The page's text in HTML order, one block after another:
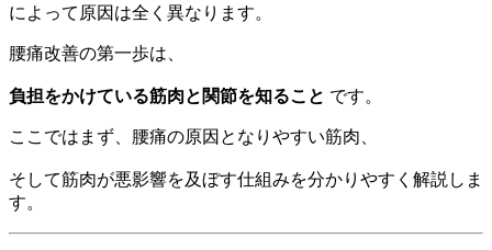
によって原因は全く異なります。
腰痛改善の第一歩は、
負担をかけている筋肉と関節を知ること です。
ここではまず、腰痛の原因となりやすい筋肉、
そして筋肉が悪影響を及ぼす仕組みを分かりやすく解説しま
す。